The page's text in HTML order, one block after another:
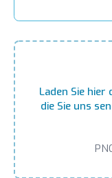
Laden Sie hier
die Sie uns